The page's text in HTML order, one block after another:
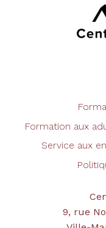
Formation aux
Service aux
9, rue